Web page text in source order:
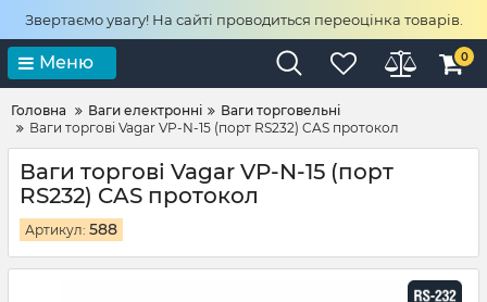
Звертаємо увагу! На сайті проводиться переоцінка товарів.
Меню 0
Головна Ваги електронні
Ваги торговельні
Ваги торгові Vagar VP-N-15 (порт RS232) CAS протокол
Ваги торгові Vagar VP-N-15 (порт
RS232) CAS протокол
Артикул: 588